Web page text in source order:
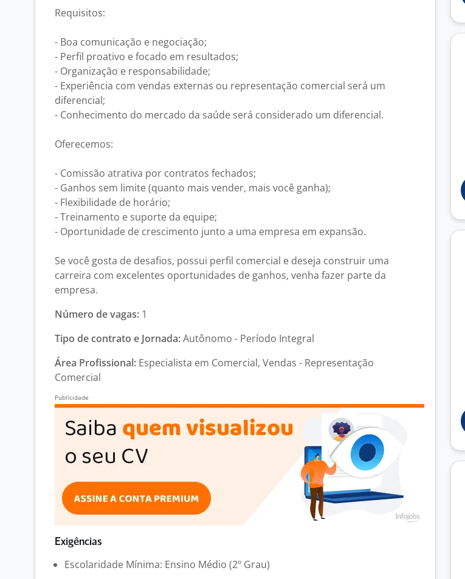
Requisitos:
- Boa comunicação e negociação;
- Perfil proativo e focado em resultados;
- Organização e responsabilidade;
- Experiência com vendas externas ou representação comercial será um
diferencial;
- Conhecimento do mercado da saúde será considerado um diferencial.
Oferecemos:
- Comissão atrativa por contratos fechados;
- Ganhos sem limite (quanto mais vender, mais você ganha);
- Flexibilidade de horário;
- Treinamento e suporte da equipe;
- Oportunidade de crescimento junto a uma empresa em expansão.
Se você gosta de desafios, possui perfil comercial e deseja construir uma
carreira com excelentes oportunidades de ganhos, venha fazer parte da
empresa.
Número de vagas: 1
Tipo de contrato e Jornada:Autônomo - Período Integral
Área Profissional: Especialista em Comercial, Vendas - Representação
Comercial
Exigências
Escolaridade Mínima: Ensino Médio (2º Grau)